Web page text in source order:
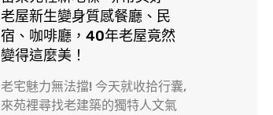
老屋新生變身質感餐廳、民
宿、咖啡廳，40年老屋竟然
變得這麼美！
老宅魅力無法擋! 今天就收拾行囊,
來苑裡尋找老建築的獨特人文氣